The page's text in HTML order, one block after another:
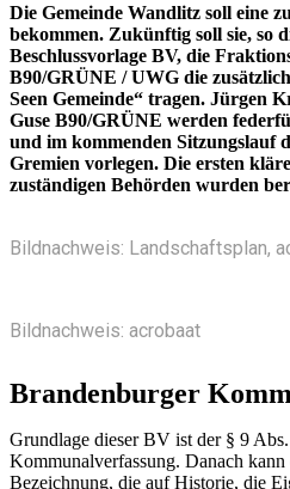
Die Gemeinde Wandlitz soll eine
bekommen. Zukünftig soll sie, so
Beschlussvorlage BV, die
B90/GRÜNE / UWG die
Seen Gemeinde“ tragen. Jürgen
Guse B90/GRÜNE werden
und im kommenden Sitzungslauf
Gremien vorlegen. Die ersten
zuständigen Behörden wurden
Bildnachweis: Landschaftsplan,
Bildnachweis: acrobaat
Brandenburger
Grundlage dieser BV ist der § 9
Kommunalverfassung. Danach
Bezeichnung, die auf Historie, die